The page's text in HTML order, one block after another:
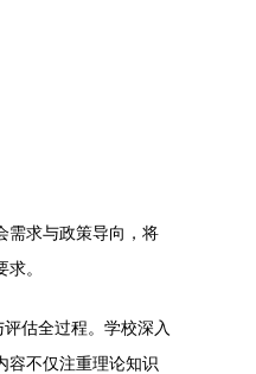
需求与政策导向，将
。
估全过程。学校深入
容不仅注重理论知识